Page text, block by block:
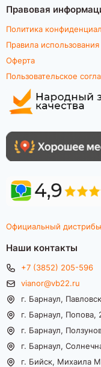
Правовая
Политика
Правила
Оферта
Пользовательское
Официальный
Наши контакты
+7 (3852) 205-596
vianor@vb22.ru
г. Барнаул,
г. Барнаул, Попова,
г. Барнаул,
г. Барнаул,
г. Бийск, Михаила